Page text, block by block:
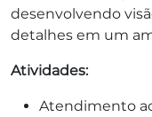
desenvolvendo
detalhes em um
Atividades:
Atendimento